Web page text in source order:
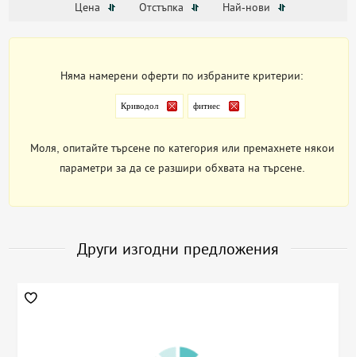
Цена Отстъпка Най-нови
Няма намерени оферти по избраните критерии:
Криводол фитнес
Моля, опитайте търсене по категория или премахнете някои
параметри за да се разшири обхвата на търсене.
Други изгодни предложения